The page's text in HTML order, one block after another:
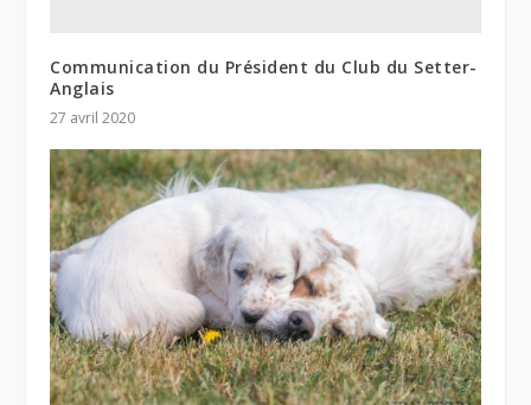
Communication du Président du Club du Setter-
Anglais
27 avril 2020